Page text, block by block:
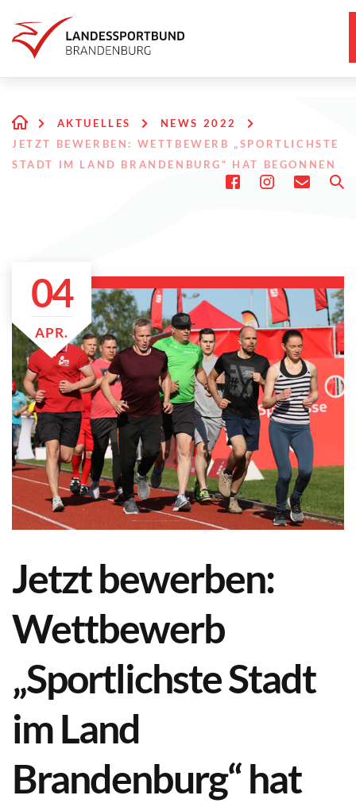
AKTUELLES
NEWS 2022
JETZT BEWERBEN: WETTBEWERB „SPORTLICHSTE
STADT IM LAND BRANDENBURG“ HAT BEGONNEN
04
APR.
Jetzt bewerben:
Wettbewerb
„Sportlichste Stadt
im Land
Brandenburg“ hat